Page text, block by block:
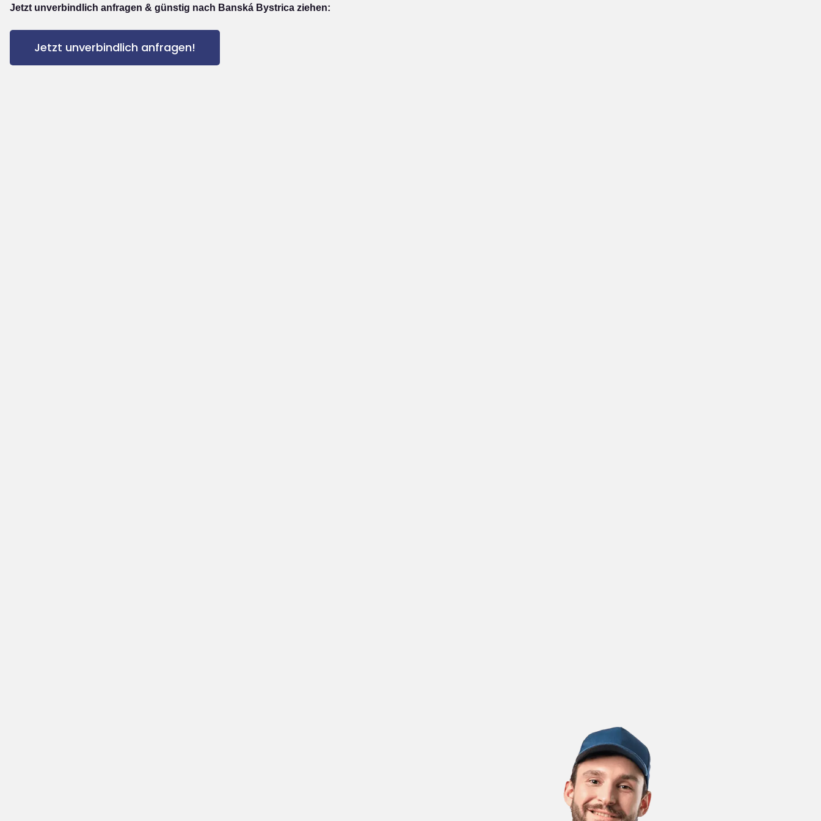
Jetzt unverbindlich anfragen & günstig nach Banská Bystrica ziehen:
Jetzt unverbindlich anfragen!